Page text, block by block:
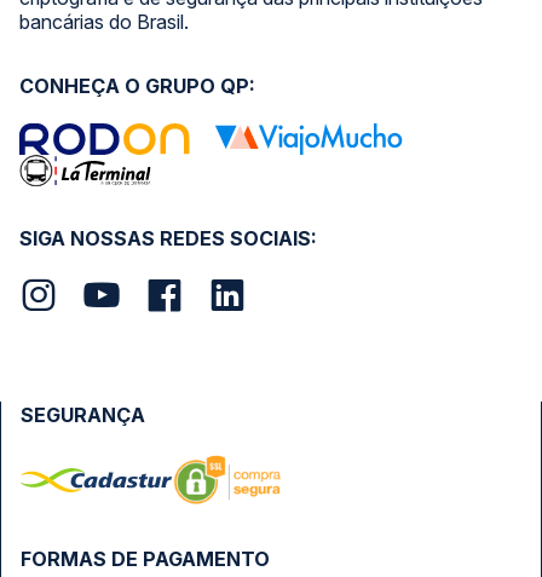
bancárias do Brasil.
SIGA NOSSAS REDES SOCIAIS:
CONHEÇA O GRUPO QP:
FORMAS DE PAGAMENTO
SEGURANÇA